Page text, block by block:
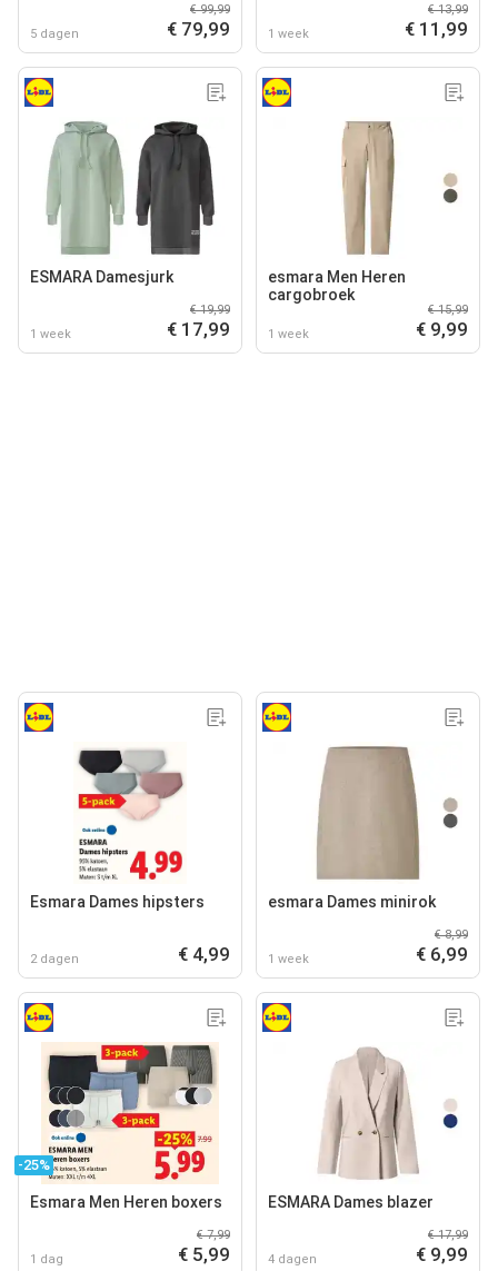
5 dagen
€ 99,99
€ 79,99 1 week
€ 13,99
€ 11,99
ESMARA Damesjurk
1 week
€ 19,99
€ 17,99
esmara Men Heren
cargobroek
1 week
€ 15,99
€ 9,99
Esmara Dames hipsters
2 dagen € 4,99
esmara Dames minirok
1 week
€ 8,99
€ 6,99
-25%
Esmara Men Heren boxers
1 dag
€ 7,99
€ 5,99
ESMARA Dames blazer
4 dagen
€ 17,99
€ 9,99